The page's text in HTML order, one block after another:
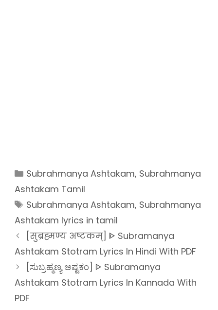
Categories
Subrahmanya Ashtakam, Subrahmanya
Ashtakam Tamil
Tags
Subrahmanya Ashtakam, Subrahmanya
Ashtakam lyrics in tamil
[सुब्रह्मण्य अष्टकम्] ᐈ Subramanya
Ashtakam Stotram Lyrics In Hindi With PDF
[ಸುಬ್ರಹ್ಮಣ್ಯ ಅಷ್ಟಕಂ] ᐈ Subramanya
Ashtakam Stotram Lyrics In Kannada With
PDF